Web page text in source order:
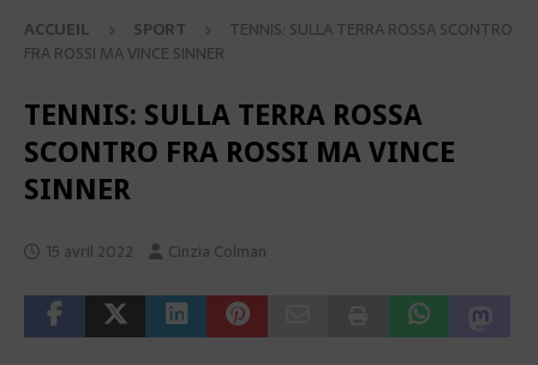
ACCUEIL SPORT
TENNIS: SULLA TERRA ROSSA SCONTRO
FRA ROSSI MA VINCE SINNER
TENNIS: SULLA TERRA ROSSA
SCONTRO FRA ROSSI MA VINCE
SINNER
15 avril 2022 Cinzia Colman